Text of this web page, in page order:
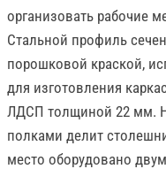
организовать рабочие
Стальной профиль
порошковой краской,
для изготовления
ЛДСП толщиной 22 мм.
полками делит
место оборудовано